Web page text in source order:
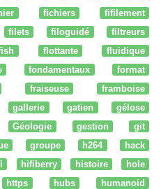
fichiers
fifilement
filets filoguidé
filtreurs
flottante
fluidique
fondamentaux
format
fraiseuse
framboise
gallerie gatien
gélose
Géologie gestion
git
groupe h264
hack
hifiberry histoire
hole
https hubs
humanoid